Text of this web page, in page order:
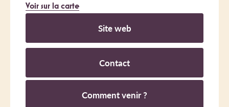
Voir sur la carte
Site web
Contact
Comment venir ?